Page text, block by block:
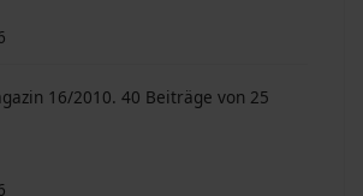
16/2010. 40 Beiträge von 25